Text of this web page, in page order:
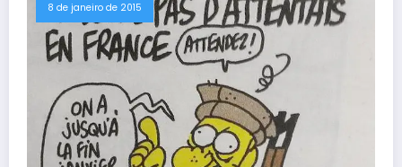
8 de janeiro de 2015